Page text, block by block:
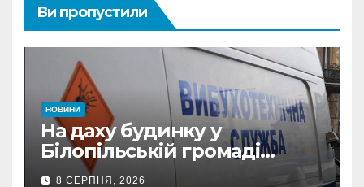
Ви пропустили
НОВИНИ
На даху будинку у
Білопільській громаді
знайшли 120-мм міну
8 СЕРПНЯ, 2026